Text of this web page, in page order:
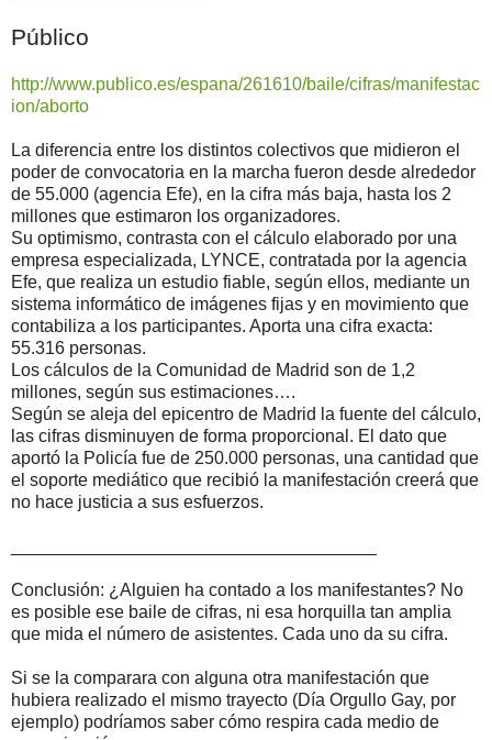
Público
http://www.publico.es/espana/261610/baile/cifras/manifestac
ion/aborto
La diferencia entre los distintos colectivos que midieron el
poder de convocatoria en la marcha fueron desde alrededor
de 55.000 (agencia Efe), en la cifra más baja, hasta los 2
millones que estimaron los organizadores.
Su optimismo, contrasta con el cálculo elaborado por una
empresa especializada, LYNCE, contratada por la agencia
Efe, que realiza un estudio fiable, según ellos, mediante un
sistema informático de imágenes fijas y en movimiento que
contabiliza a los participantes. Aporta una cifra exacta:
55.316 personas.
Los cálculos de la Comunidad de Madrid son de 1,2
millones, según sus estimaciones….
Según se aleja del epicentro de Madrid la fuente del cálculo,
las cifras disminuyen de forma proporcional. El dato que
aportó la Policía fue de 250.000 personas, una cantidad que
el soporte mediático que recibió la manifestación creerá que
no hace justicia a sus esfuerzos.
Conclusión: ¿Alguien ha contado a los manifestantes? No
es posible ese baile de cifras, ni esa horquilla tan amplia
que mida el número de asistentes. Cada uno da su cifra.
Si se la comparara con alguna otra manifestación que
hubiera realizado el mismo trayecto (Día Orgullo Gay, por
ejemplo) podríamos saber cómo respira cada medio de